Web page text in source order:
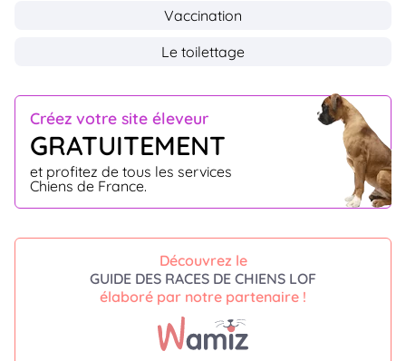
Créez votre site éleveur
GRATUITEMENT
et profitez de tous les services
Chiens de France.
Découvrez le
GUIDE DES RACES DE CHIENS LOF
élaboré par notre partenaire !
Vaccination
Le toilettage